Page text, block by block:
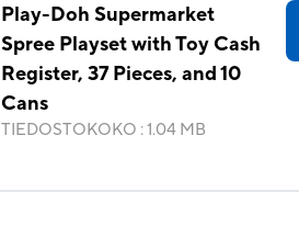
Play-Doh Supermarket
Spree Playset with Toy Cash
Register, 37 Pieces, and 10
Cans
TIEDOSTOKOKO :1.04 MB